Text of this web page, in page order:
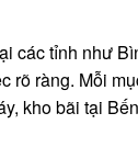
các tỉnh như
rõ ràng. Mỗi
kho bãi tại